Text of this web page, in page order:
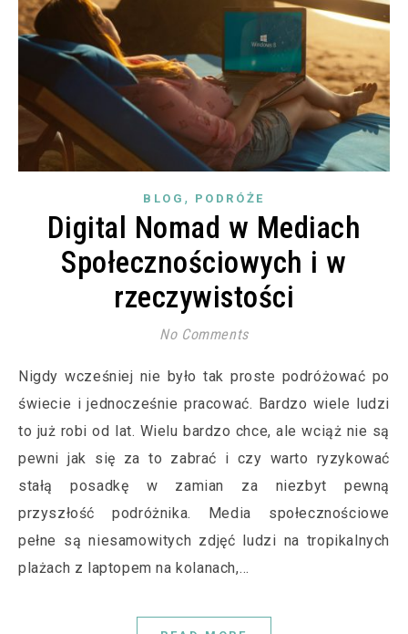
BLOG , PODRÓŻE
Digital Nomad w Mediach
Społecznościowych i w
rzeczywistości
No Comments
Nigdy wcześniej nie było tak proste podróżować po
świecie i jednocześnie pracować. Bardzo wiele ludzi
to już robi od lat. Wielu bardzo chce, ale wciąż nie są
pewni jak się za to zabrać i czy warto ryzykować
stałą posadkę w zamian za niezbyt pewną
przyszłość podróżnika. Media społecznościowe
pełne są niesamowitych zdjęć ludzi na tropikalnych
plażach z laptopem na kolanach,…